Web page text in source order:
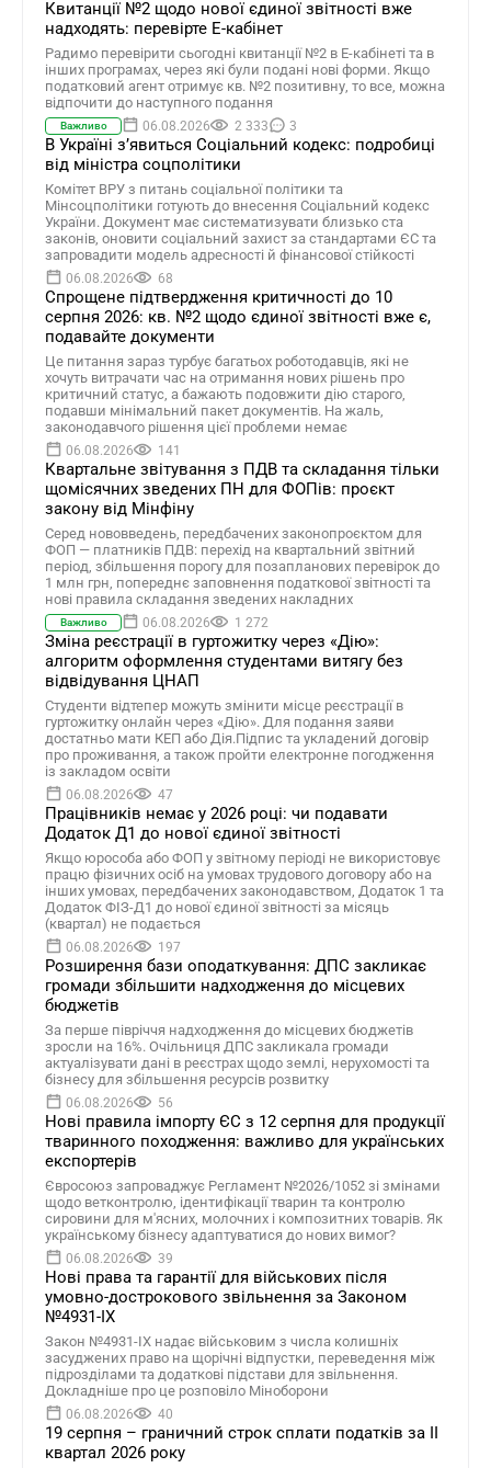
Квитанції №2 щодо нової єдиної звітності вже
надходять: перевірте Е-кабінет
Радимо перевірити сьогодні квитанції №2 в Е-кабінеті та в
інших програмах, через які були подані нові форми. Якщо
податковий агент отримує кв. №2 позитивну, то все, можна
відпочити до наступного подання
Важливо 06.08.2026 2 333 3
В Україні зʼявиться Соціальний кодекс: подробиці
від міністра соцполітики
Комітет ВРУ з питань соціальної політики та
Мінсоцполітики готують до внесення Соціальний кодекс
України. Документ має систематизувати близько ста
законів, оновити соціальний захист за стандартами ЄС та
запровадити модель адресності й фінансової стійкості
06.08.2026 68
Спрощене підтвердження критичності до 10
серпня 2026: кв. №2 щодо єдиної звітності вже є,
подавайте документи
Це питання зараз турбує багатьох роботодавців, які не
хочуть витрачати час на отримання нових рішень про
критичний статус, а бажають подовжити дію старого,
подавши мінімальний пакет документів. На жаль,
законодавчого рішення цієї проблеми немає
06.08.2026 141
Квартальне звітування з ПДВ та складання тільки
щомісячних зведених ПН для ФОПів: проєкт
закону від Мінфіну
Серед нововведень, передбачених законопроєктом для
ФОП — платників ПДВ: перехід на квартальний звітний
період, збільшення порогу для позапланових перевірок до
1 млн грн, попереднє заповнення податкової звітності та
нові правила складання зведених накладних
Важливо 06.08.2026 1 272
Зміна реєстрації в гуртожитку через «Дію»:
алгоритм оформлення студентами витягу без
відвідування ЦНАП
Студенти відтепер можуть змінити місце реєстрації в
гуртожитку онлайн через «Дію». Для подання заяви
достатньо мати КЕП або Дія.Підпис та укладений договір
про проживання, а також пройти електронне погодження
із закладом освіти
06.08.2026 47
Працівників немає у 2026 році: чи подавати
Додаток Д1 до нової єдиної звітності
Якщо юрособа або ФОП у звітному періоді не використовує
працю фізичних осіб на умовах трудового договору або на
інших умовах, передбачених законодавством, Додаток 1 та
Додаток ФІЗ-Д1 до нової єдиної звітності за місяць
(квартал) не подається
06.08.2026 197
Розширення бази оподаткування: ДПС закликає
громади збільшити надходження до місцевих
бюджетів
За перше півріччя надходження до місцевих бюджетів
зросли на 16%. Очільниця ДПС закликала громади
актуалізувати дані в реєстрах щодо землі, нерухомості та
бізнесу для збільшення ресурсів розвитку
06.08.2026 56
Нові правила імпорту ЄС з 12 серпня для продукції
тваринного походження: важливо для українських
експортерів
Євросоюз запроваджує Регламент №2026/1052 зі змінами
щодо ветконтролю, ідентифікації тварин та контролю
сировини для м'ясних, молочних і композитних товарів. Як
українському бізнесу адаптуватися до нових вимог?
06.08.2026 39
Нові права та гарантії для військових після
умовно-дострокового звільнення за Законом
№4931-ІХ
Закон №4931-ІХ надає військовим з числа колишніх
засуджених право на щорічні відпустки, переведення між
підрозділами та додаткові підстави для звільнення.
Докладніше про це розповіло Міноборони
06.08.2026 40
19 серпня – граничний строк сплати податків за ІI
квартал 2026 року